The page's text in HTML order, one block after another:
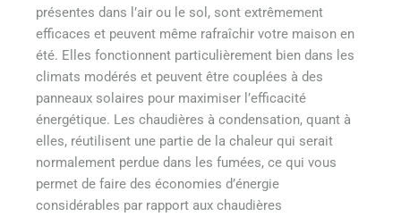
présentes dans l’air ou le sol, sont extrêmement
efficaces et peuvent même rafraîchir votre maison en
été. Elles fonctionnent particulièrement bien dans les
climats modérés et peuvent être couplées à des
panneaux solaires pour maximiser l’efficacité
énergétique. Les chaudières à condensation, quant à
elles, réutilisent une partie de la chaleur qui serait
normalement perdue dans les fumées, ce qui vous
permet de faire des économies d’énergie
considérables par rapport aux chaudières